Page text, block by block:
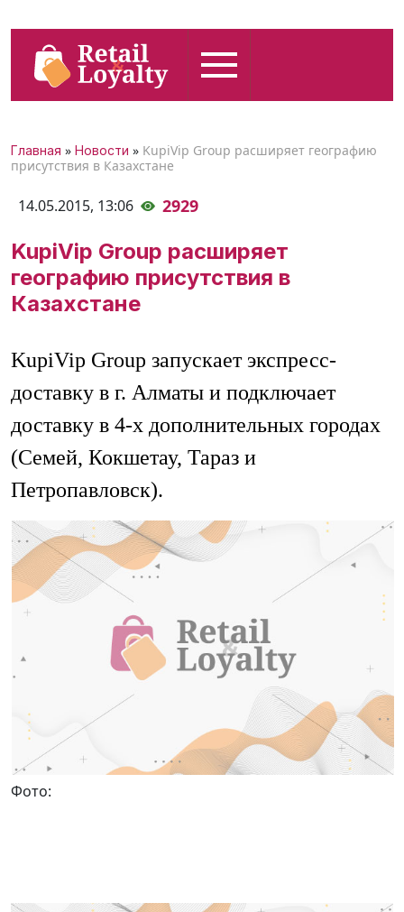
Главная » Новости » KupiVip Group расширяет географию
присутствия в Казахстане
14.05.2015, 13:06 2929
KupiVip Group расширяет
географию присутствия в
Казахстане
KupiVip Group запускает экспресс-
доставку в г. Алматы и подключает
доставку в 4-х дополнительных городах
(Семей, Кокшетау, Тараз и
Петропавловск).
Фото: